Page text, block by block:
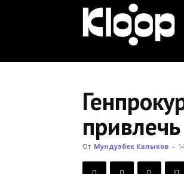
От Мундузбек Калыков -